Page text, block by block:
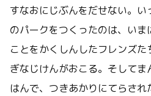
すなおにじぶんをだせない。い
のパークをつくったのは、いま
ことをかくしんしたフレンズ
ぎなじけんがおこる。そしてま
はんで、つきあかりにてらさ